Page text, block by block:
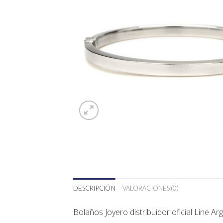
DESCRIPCIÓN VALORACIONES (0)
Bolaños Joyero distribuidor oficial Line